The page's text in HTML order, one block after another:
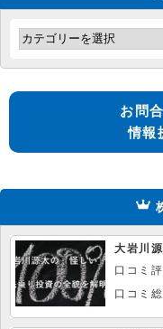
お問
情報
大岩川
口コミ
口コミ